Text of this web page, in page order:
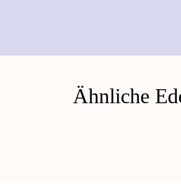
Ähnliche